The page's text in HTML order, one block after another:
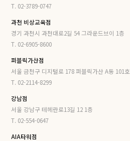
T. 02-3789-0747
과천 비상교육점
경기 과천시 과천대로2길 54 그라운드브이 1층
T. 02-6905-8600
퍼블릭가산점
서울 금천구 디지털로 178 퍼블릭가산 A동 101호
T. 02-2114-8299
강남점
서울 강남구 테헤란로13길 12 1층
T. 02-554-0647
AIA타워점